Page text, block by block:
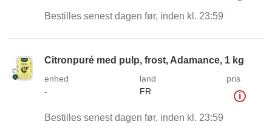
Bestilles senest dagen før, inden kl. 23:59
Citronpuré med pulp, frost, Adamance, 1 kg
enhed
-
land
FR
pris
i
Bestilles senest dagen før, inden kl. 23:59